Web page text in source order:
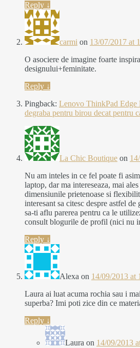
Reply ↓
carmi on 13/07/2017 at
O asociere de imagine foarte
designului+feminitate.
Reply ↓
Pingback: Lenovo ThinkPad Edge
degraba pentru birou decat pentru
La Chic Boutique on
Nu am inteles in ce fel poate fi
laptop, dar ma intereseaza, mai
dimensiunile prietenoase si
interesant sa citesc despre astfel
sa-ti aflu parerea pentru ca le
consult blogurile de profil (nici nu
Reply ↓
Alexa on 14/09/2013 at
Laura ai luat acuma rochia sau i
superba? Imi poti zice din ce
Reply ↓
Laura on 14/09/2013